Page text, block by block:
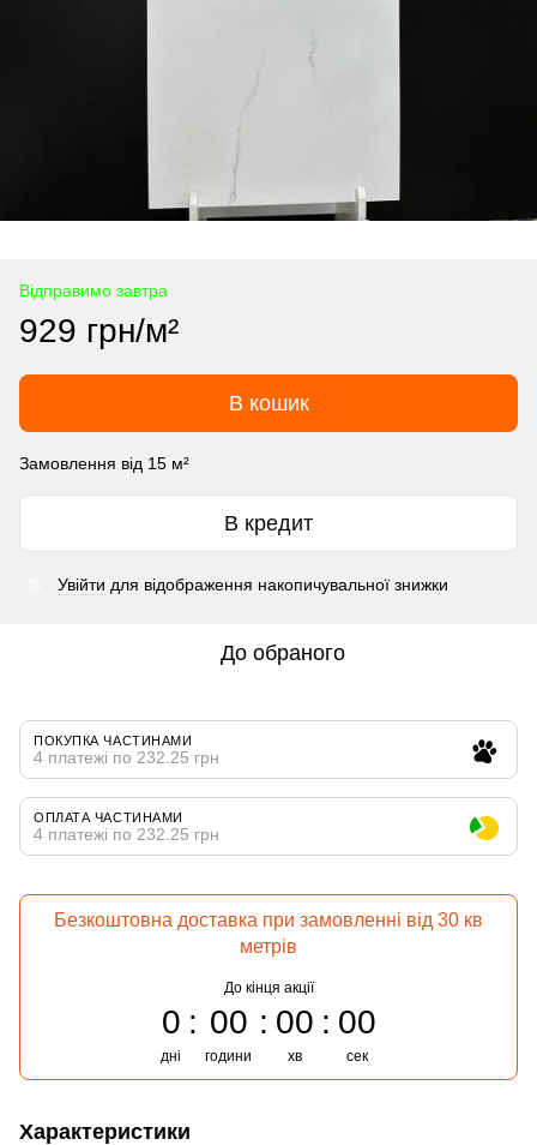
Відправимо завтра
929 грн/м²
В кошик
Замовлення від 15 м²
В кредит
Увійти для відображення накопичувальної знижки
До обраного
ПОКУПКА ЧАСТИНАМИ
4 платежі по 232.25 грн
ОПЛАТА ЧАСТИНАМИ
4 платежі по 232.25 грн
Безкоштовна доставка при замовленні від 30 кв
метрів
До кінця акції
0
дні
00
години
00
хв
00
сек
Характеристики